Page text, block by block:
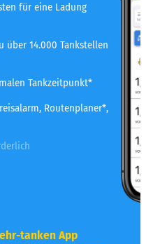
für eine Ladung
14.000 Tankstellen
Tankzeitpunkt*
Routenplaner*,
tanken App